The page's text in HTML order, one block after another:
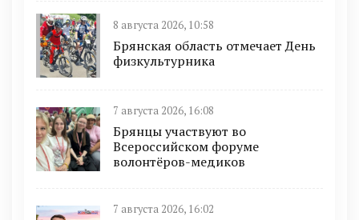
8 августа 2026, 10:58
Брянская область отмечает День
физкультурника
7 августа 2026, 16:08
Брянцы участвуют во
Всероссийском форуме
волонтёров-медиков
7 августа 2026, 16:02